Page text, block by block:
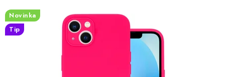
t
ů
k
t
ů
Novinka
Tip